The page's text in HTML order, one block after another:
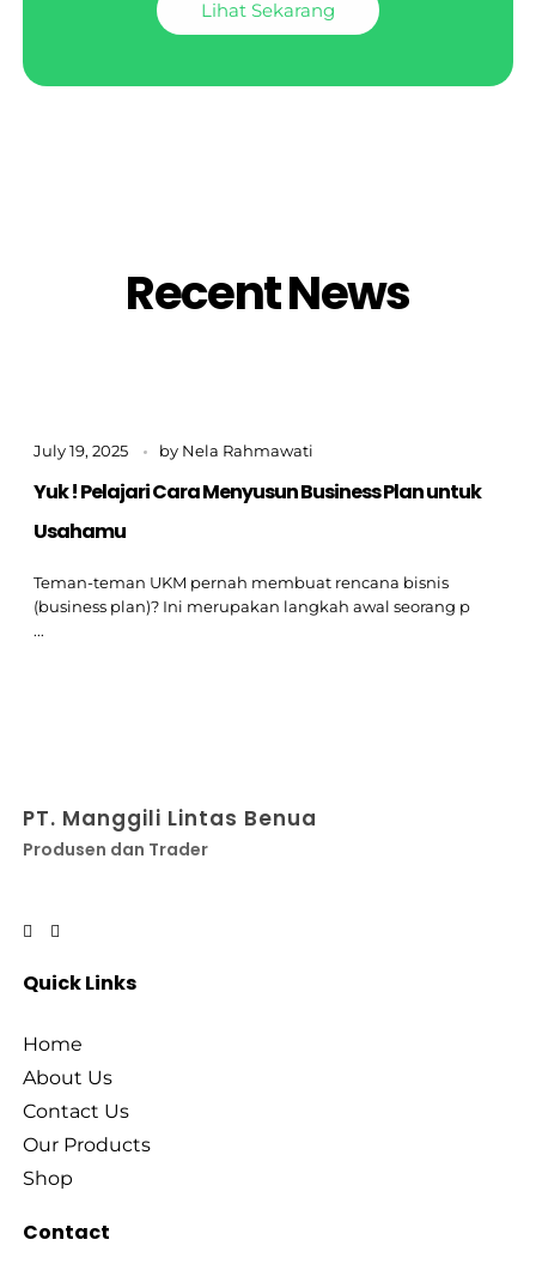
Lihat Sekarang
Recent News
July 19, 2025 by Nela Rahmawati
Yuk ! Pelajari Cara Menyusun Business Plan untuk
Usahamu
Teman-teman UKM pernah membuat rencana bisnis
(business plan)? Ini merupakan langkah awal seorang p
...
PT. Manggili Lintas Benua
Produsen dan Trader
Quick Links
Home
About Us
Contact Us
Our Products
Shop
Contact